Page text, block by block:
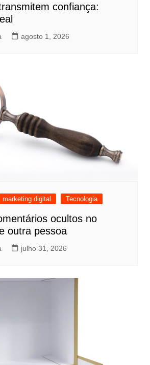
confiança:
agosto 1, 2026
marketing digital Tecnologia
ocultos no
outra pessoa
julho 31, 2026